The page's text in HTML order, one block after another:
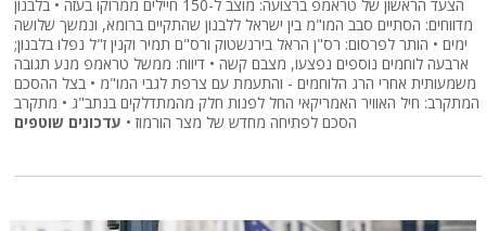
הצעד הראשון של טראמפ ברצועה: מוצב ל-150 חיילים ממרוקו בעזה • בלבנון
מדווחים: הסתיים סבב המו"מ בין ישראל ללבנון שהתקיים ברומא, ונמשך שלושה
ימים • הותר לפרסום: רס"ן הראל בירנשטוק ורס"ם תמיר וקנין ז"ל נפלו בלבנון;
ארבעה לוחמים נוספים נפצעו, מצבם קשה • דיווח: ממשל טראמפ מנע תגובה
משמעותית אחרי הרג הלוחמים - והתעמת עם צרפת לגבי המו"מ • בצל ההסכם
המתקרב: חיל האוויר האמריקאי החל לפנות חלק מהמתדלקים בנתב"ג • מתקרב
הסכם לפתיחה מחדש של מצר הורמוז • עדכונים שוטפים